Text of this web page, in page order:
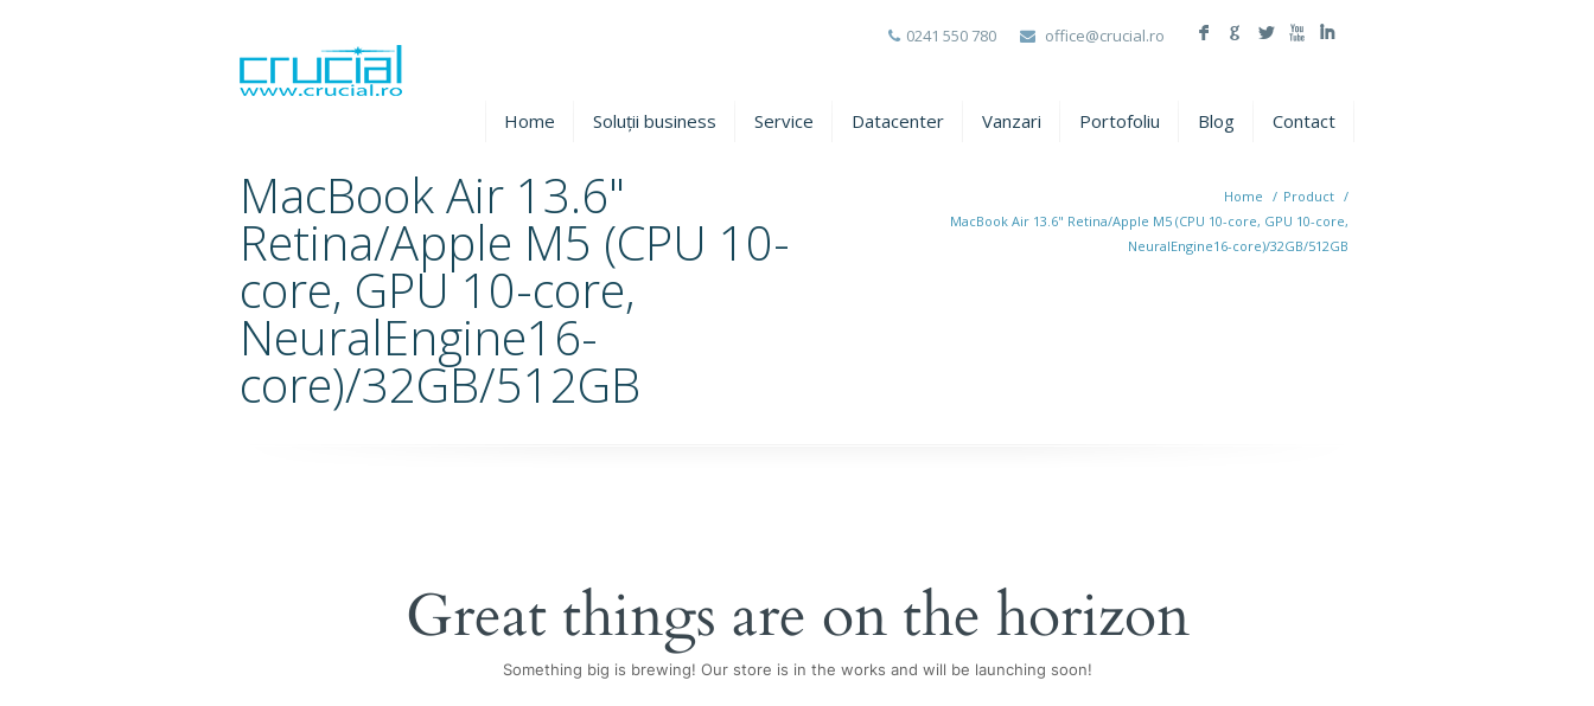
0241 550 780 office@crucial.ro F G L X I
Home Soluții business Service Datacenter Vanzari Portofoliu Blog Contact
MacBook Air 13.6"
Retina/Apple M5 (CPU 10-
core, GPU 10-core,
NeuralEngine16-
core)/32GB/512GB
Home / Product /
MacBook Air 13.6" Retina/Apple M5 (CPU 10-core, GPU 10-core,
NeuralEngine16-core)/32GB/512GB
Great things are on the horizon
Something big is brewing! Our store is in the works and will be launching soon!